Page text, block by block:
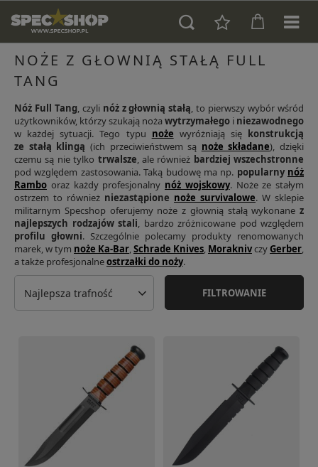
NOŻE Z GŁOWNIĄ STAŁĄ FULL
TANG
Nóż Full Tang, czyli nóż z głownią stałą, to pierwszy wybór wśród
użytkowników, którzy szukają nożawytrzymałego i niezawodnego
w każdej sytuacji. Tego typu noże wyróżniają się konstrukcją
ze stałą klingą (ich przeciwieństwem są noże składane), dzięki
czemu są nie tylko trwalsze, ale również bardziej wszechstronne
pod względem zastosowania. Taką budowę ma np. popularny nóż
Rambo oraz każdy profesjonalny nóż wojskowy. Noże ze stałym
ostrzem to również niezastąpione noże survivalowe. W sklepie
militarnym Specshop oferujemy noże z głownią stałą wykonane z
najlepszych rodzajów stali, bardzo zróżnicowane pod względem
profilu głowni. Szczególnie polecamy produkty renomowanych
marek, w tym noże Ka-Bar,Schrade Knives, MoraknivczyGerber,
a także profesjonalneostrzałki do noży.
Najlepsza trafność FILTROWANIE